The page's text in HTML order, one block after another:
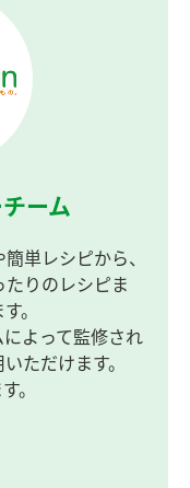
ーム
単レシピから、
りのレシピま
。
よって監修され
ただけます。
。